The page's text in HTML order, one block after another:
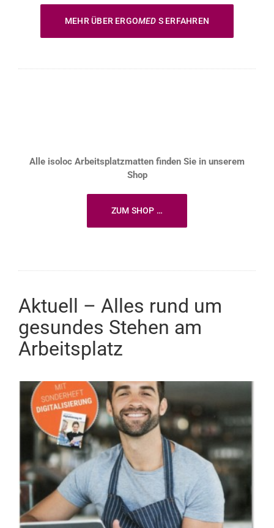
MEHR ÜBER ERGOMED S ERFAHREN
Alle isoloc Arbeitsplatzmatten finden Sie in unserem
Shop
ZUM SHOP …
Aktuell – Alles rund um
gesundes Stehen am
Arbeitsplatz